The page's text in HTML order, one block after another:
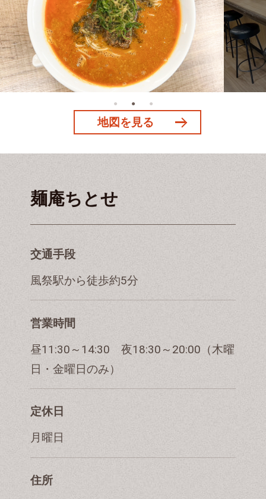
地図を見る
麺庵ちとせ
交通手段
風祭駅から徒歩約5分
営業時間
昼11:30～14:30 夜18:30～20:00（木曜
日・金曜日のみ）
定休日
月曜日
住所